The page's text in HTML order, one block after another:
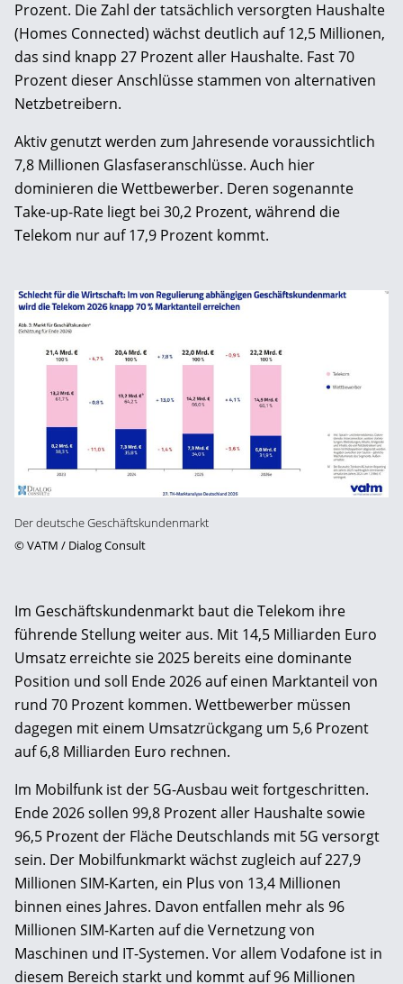
Prozent. Die Zahl der tatsächlich versorgten Haushalte
(Homes Connected) wächst deutlich auf 12,5 Millionen,
das sind knapp 27 Prozent aller Haushalte. Fast 70
Prozent dieser Anschlüsse stammen von alternativen
Netzbetreibern.
Aktiv genutzt werden zum Jahresende voraussichtlich
7,8 Millionen Glasfaseranschlüsse. Auch hier
dominieren die Wettbewerber. Deren sogenannte
Take-up-Rate liegt bei 30,2 Prozent, während die
Telekom nur auf 17,9 Prozent kommt.
Der deutsche Geschäftskundenmarkt
©VATM / Dialog Consult
Im Geschäftskundenmarkt baut die Telekom ihre
führende Stellung weiter aus. Mit 14,5 Milliarden Euro
Umsatz erreichte sie 2025 bereits eine dominante
Position und soll Ende 2026 auf einen Marktanteil von
rund 70 Prozent kommen. Wettbewerber müssen
dagegen mit einem Umsatzrückgang um 5,6 Prozent
auf 6,8 Milliarden Euro rechnen.
Im Mobilfunk ist der 5G-Ausbau weit fortgeschritten.
Ende 2026 sollen 99,8 Prozent aller Haushalte sowie
96,5 Prozent der Fläche Deutschlands mit 5G versorgt
sein. Der Mobilfunkmarkt wächst zugleich auf 227,9
Millionen SIM-Karten, ein Plus von 13,4 Millionen
binnen eines Jahres. Davon entfallen mehr als 96
Millionen SIM-Karten auf die Vernetzung von
Maschinen und IT-Systemen. Vor allem Vodafone ist in
diesem Bereich starkt und kommt auf 96 Millionen